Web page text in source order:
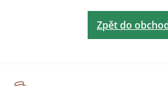
Zpět do